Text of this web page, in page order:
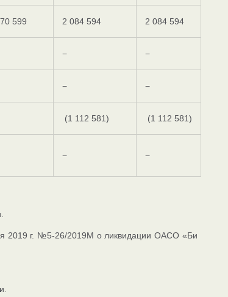
599 2 084 594 2 084 594
− −
− −
(1 112 581) (1 112 581)
− −
2019 г. №5-26/2019М о ликвидации ОАСО «Би